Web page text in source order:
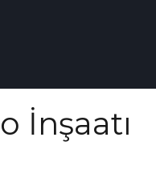
İnşaatı